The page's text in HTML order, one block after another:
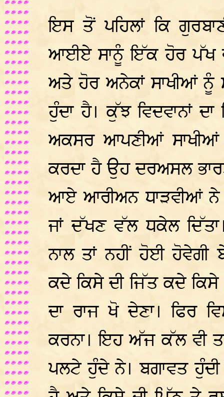
ਇਸ ਤੋਂ ਪਹਿਲਾਂ ਕਿ
ਆਈਏ ਸਾਨੂੰ ਇੱਕ ਹੋਰ ਪੱਖ ਵੀ
ਅਤੇ ਹੋਰ ਅਨੇਕਾਂ ਸਾਖੀਆਂ ਨੂੰ
ਹੁੰਦਾ ਹੈ। ਕੁੱਝ ਵਿਦਵਾਨਾਂ
ਅਕਸਰ ਆਪਣੀਆਂ
ਕਰਦਾ ਹੈ ਉਹ ਦਰਅਸਲ
ਆਏ ਆਰੀਅਨ ਧਾੜਵੀਆਂ ਨੇ
ਜਾਂ ਦੱਖਣ ਵੱਲ ਧਕੇਲ
ਨਾਲ ਤਾਂ ਨਹੀਂ ਹੋਈ
ਕਦੇ ਕਿਸੇ ਦੀ ਜਿੱਤ ਕਦੇ
ਦਾ ਰਾਜ ਖੋ ਦੇਣਾ। ਫਿਰ
ਕਰਨਾ। ਇਹ ਅੱਜ ਕੱਲ ਵੀ
ਪਲਟੇ ਹੁੰਦੇ ਨੇ। ਬਗਾਵਤ ਹੁੰਦੀ